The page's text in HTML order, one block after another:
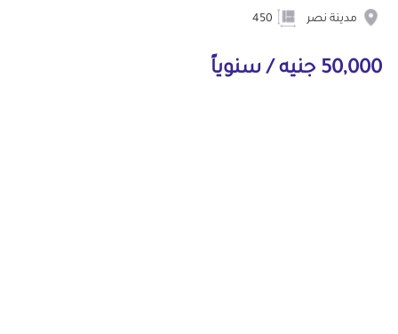
مدينة نصر
50,000 جنيه / سنوياً